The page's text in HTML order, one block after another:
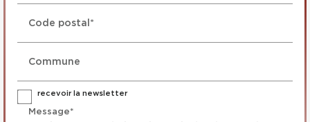
Code postal*
Commune
recevoir la newsletter
Message*